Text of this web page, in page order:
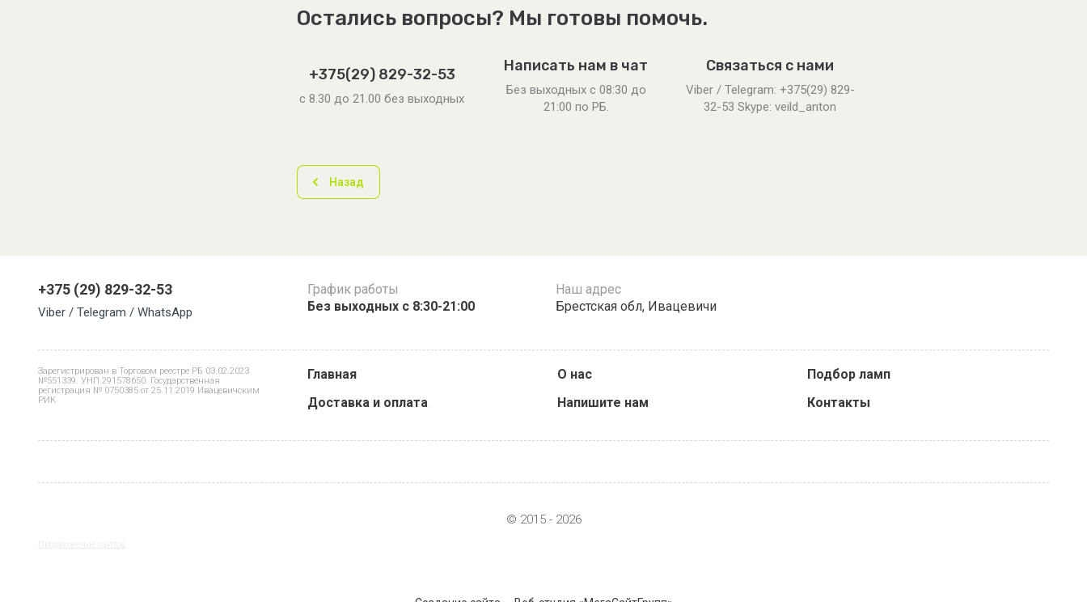
Остались вопросы? Мы готовы помочь.
+375(29) 829-32-53
с 8.30 до 21.00 без выходных
Написать нам в чат
Без выходных c 08:30 до
21:00 по РБ.
Связаться с нами
Viber / Telegram: +375(29) 829-
32-53 Skype: veild_anton
Назад
+375 (29) 829-32-53
Viber / Telegram / WhatsApp
График работы
Без выходных с 8:30-21:00
Наш адрес
Брестская обл, Ивацевичи
Зарегистрирован в Торговом реестре РБ 03.02.2023
№551339. УНП 291578650. Государственная
регистрация № 0750385 от 25.11.2019 Ивацевичским
РИК
Главная О нас
Подбор ламп
Доставка и оплата
Напишите нам Контакты
© 2015 - 2026